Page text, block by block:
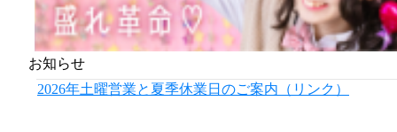
お知らせ
2026年土曜営業と夏季休業日のご案内（リンク）